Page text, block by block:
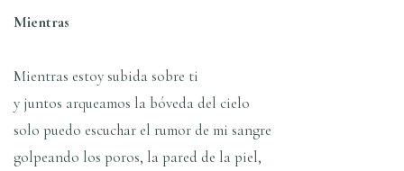
Mientras
Mientras estoy subida sobre ti
y juntos arqueamos la bóveda del cielo
solo puedo escuchar el rumor de mi sangre
golpeando los poros, la pared de la piel,